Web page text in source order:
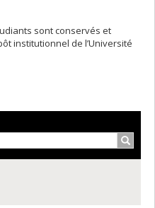
sont conservés et
institutionnel de l’Université